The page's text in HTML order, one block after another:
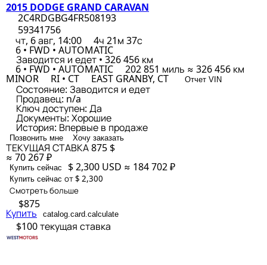
2015 DODGE GRAND CARAVAN
2C4RDGBG4FR508193
59341756
чт, 6 авг, 14:00
4ч 21м 37с
6 • FWD • AUTOMATIC
Заводится и едет • 326 456 км
6 • FWD • AUTOMATIC 202 851 миль ≈ 326 456 км
MINOR RI • CT EAST GRANBY, CT Отчет VIN
Состояние: Заводится и едет
Продавец: n/a
Ключ доступен: Да
Документы: Хорошие
История: Впервые в продаже
Позвонить мне Хочу заказать
ТЕКУЩАЯ СТАВКА875 $
≈ 70 267 ₽
Купить сейчас $ 2,300 USD ≈ 184 702 ₽
Купить сейчас от $ 2,300
Смотреть больше
$875
Купить catalog.card.calculate
$100текущая ставка